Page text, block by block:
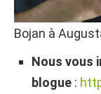
Bojan à
Nous vous
blogue :